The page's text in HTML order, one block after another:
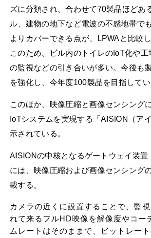
ズに分類され、合わせて70製品ほどあ
ル、建物の地下など電波の不感地帯で
よりカバーできる点が、LPWAと比較
このため、ビル内のトイレのIoT化や工
の監視などの引き合いが多い。今後も
を強化し、今年度100製品を目指してい
このほか、映像圧縮と画像センシング
IoTシステムを実現する「AISION（ア
示されている。
AISIONの中核となるゲートウェイ装置
には、映像圧縮および画像センシング
載する。
カメラの近くに設置することで、監
れて来るフルHD映像を解像度やコー
ムレートはそのままで、ビットレー